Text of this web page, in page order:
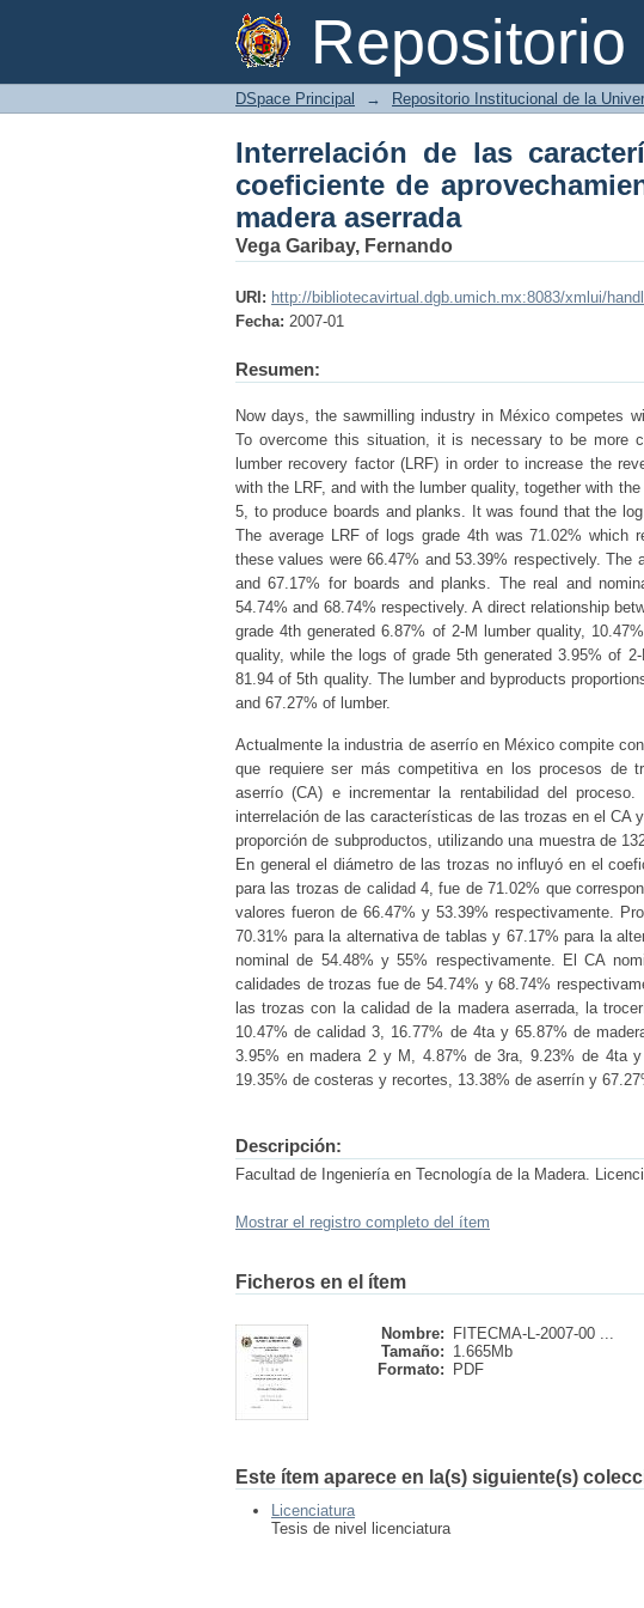
Interrelación de las
aprovechamiento y las
DSpace Principal → Repositorio Institucional de la
Interrelación de las
coeficiente de
madera aserrada
Vega Garibay, Fernando
URI: http://bibliotecavirtual.dgb.umich.mx:8083/xmlui/
Fecha: 2007-01
Resumen:
Now days, the sawmilling industry in México competes
To overcome this situation, it is necessary to be more
lumber recovery factor (LRF) in order to increase the
with the LRF, and with the lumber quality, together with
5, to produce boards and planks. It was found that the
The average LRF of logs grade 4th was 71.02% which
these values were 66.47% and 53.39% respectively. The
and 67.17% for boards and planks. The real and
54.74% and 68.74% respectively. A direct relationship
grade 4th generated 6.87% of 2-M lumber quality,
quality, while the logs of grade 5th generated 3.95% of
81.94 of 5th quality. The lumber and byproducts
and 67.27% of lumber.
Actualmente la industria de aserrío en México compite
que requiere ser más competitiva en los procesos de
aserrío (CA) e incrementar la rentabilidad del
interrelación de las características de las trozas en el CA
proporción de subproductos, utilizando una muestra de
En general el diámetro de las trozas no influyó en el
para las trozas de calidad 4, fue de 71.02% que
valores fueron de 66.47% y 53.39% respectivamente.
70.31% para la alternativa de tablas y 67.17% para la
nominal de 54.48% y 55% respectivamente. El CA
calidades de trozas fue de 54.74% y 68.74%
las trozas con la calidad de la madera aserrada, la
10.47% de calidad 3, 16.77% de 4ta y 65.87% de
3.95% en madera 2 y M, 4.87% de 3ra, 9.23% de 4ta
19.35% de costeras y recortes, 13.38% de aserrín y
Descripción:
Facultad de Ingeniería en Tecnología de la Madera.
Mostrar el registro completo del ítem
Ficheros en el ítem
Nombre:
FITECMA-L-2007-00 ...
Tamaño: 1.665Mb
Formato:
PDF
Este ítem aparece en la(s) siguiente(s)
Licenciatura
Tesis de nivel licenciatura